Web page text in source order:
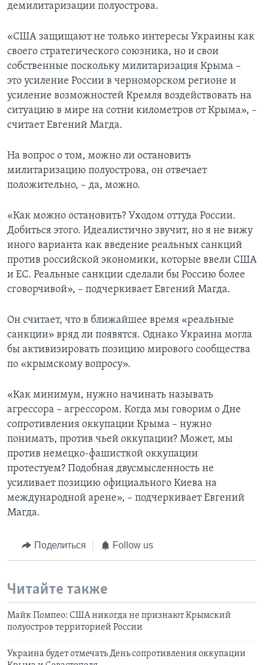
демилитаризации полуострова.
«США защищают не только интересы Украины как
своего стратегического союзника, но и свои
собственные поскольку милитаризация Крыма –
это усиление России в черноморском регионе и
усиление возможностей Кремля воздействовать на
ситуацию в мире на сотни километров от Крыма», –
считает Евгений Магда.
На вопрос о том, можно ли остановить
милитаризацию полуострова, он отвечает
положительно, – да, можно.
«Как можно остановить? Уходом оттуда России.
Добиться этого. Идеалистично звучит, но я не вижу
иного варианта как введение реальных санкций
против российской экономики, которые ввели США
и ЕС. Реальные санкции сделали бы Россию более
сговорчивой», – подчеркивает Евгений Магда.
Он считает, что в ближайшее время «реальные
санкции» вряд ли появятся. Однако Украина могла
бы активизировать позицию мирового сообщества
по «крымскому вопросу».
«Как минимум, нужно начинать называть
агрессора – агрессором. Когда мы говорим о Дне
сопротивления оккупации Крыма – нужно
понимать, против чьей оккупации? Может, мы
против немецко-фашисткой оккупации
протестуем? Подобная двусмысленность не
усиливает позицию официального Киева на
международной арене», – подчеркивает Евгений
Магда.
Поделиться Follow us
Читайте также
Майк Помпео: США никогда не признают Крымский
полуостров территорией России
Украина будет отмечать День сопротивления оккупации